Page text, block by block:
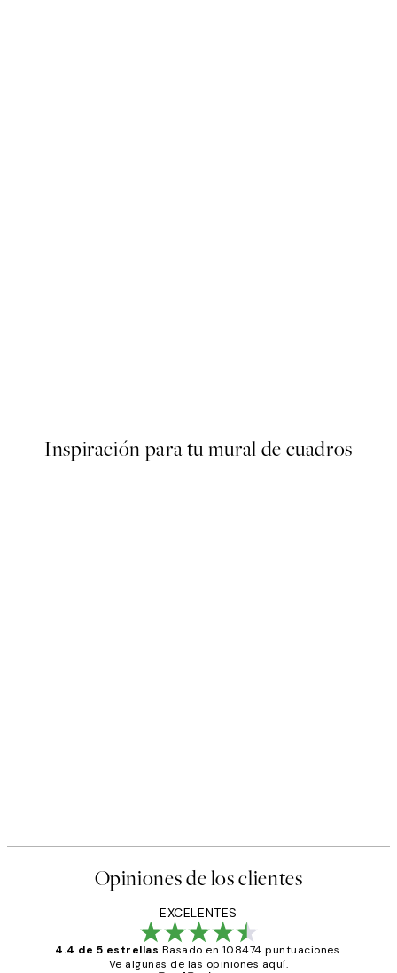
Inspiración para tu mural de cuadros
Opiniones de los clientes
EXCELENTES
4.4 de 5 estrellas Basado en 108474 puntuaciones.
Ve algunas de las opiniones aquí.